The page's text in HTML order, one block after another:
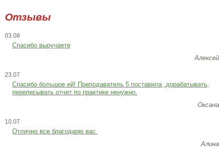
Отзывы
03.08
Спасибо выручаете
Алексей
23.07
Cпасибо большое ей! Преподаватель 5 поставила, дорабатывать,
переписывать отчет по практике ненужно.
Оксана
10.07
Отлично все благодарю вас
Алина